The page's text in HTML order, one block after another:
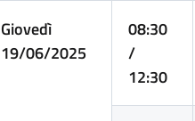
Giovedì
19/06/2025
08:30
/
12:30